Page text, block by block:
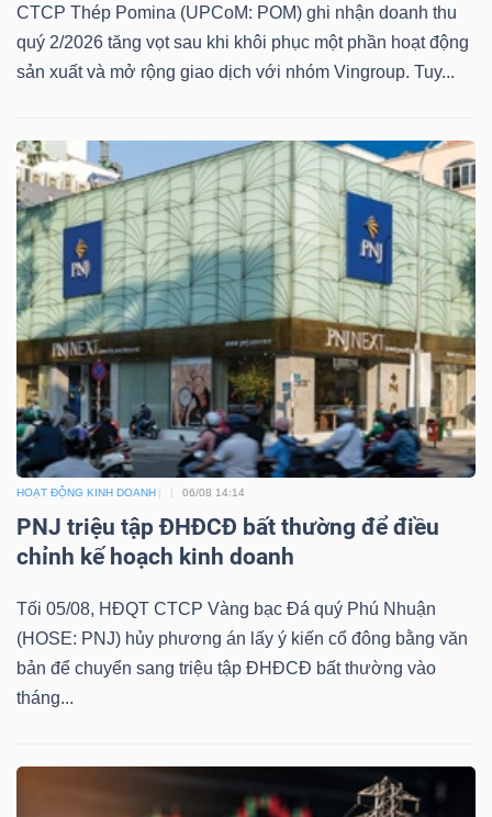
CTCP Thép Pomina (UPCoM: POM) ghi nhận doanh thu
quý 2/2026 tăng vọt sau khi khôi phục một phần hoạt động
sản xuất và mở rộng giao dịch với nhóm Vingroup. Tuy...
HOẠT ĐỘNG KINH DOANH 06/08 14:14
PNJ triệu tập ĐHĐCĐ bất thường để điều
chỉnh kế hoạch kinh doanh
Tối 05/08, HĐQT CTCP Vàng bạc Đá quý Phú Nhuận
(HOSE: PNJ) hủy phương án lấy ý kiến cổ đông bằng văn
bản để chuyển sang triệu tập ĐHĐCĐ bất thường vào
tháng...